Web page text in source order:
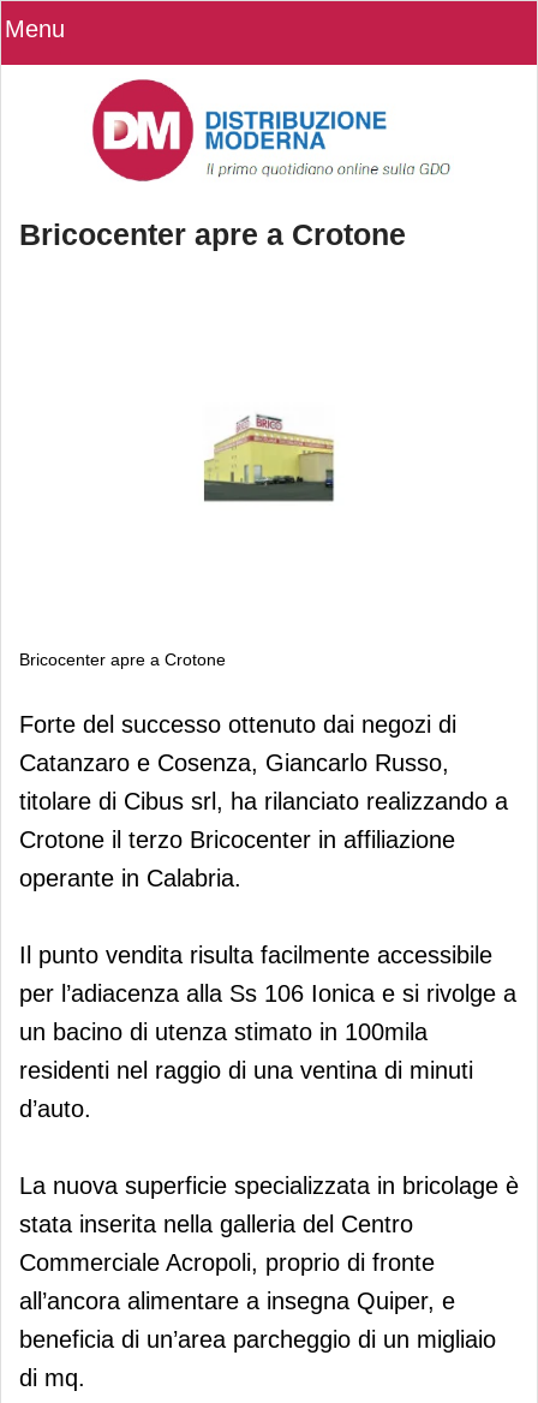
Menu
Bricocenter apre a Crotone
Bricocenter apre a Crotone
Bricocenter apre a Crotone
Forte del successo ottenuto dai negozi di
Catanzaro e Cosenza, Giancarlo Russo,
titolare di Cibus srl, ha rilanciato realizzando a
Crotone il terzo Bricocenter in affiliazione
operante in Calabria.
Il punto vendita risulta facilmente accessibile
per l’adiacenza alla Ss 106 Ionica e si rivolge a
un bacino di utenza stimato in 100mila
residenti nel raggio di una ventina di minuti
d’auto.
La nuova superficie specializzata in bricolage è
stata inserita nella galleria del Centro
Commerciale Acropoli, proprio di fronte
all’ancora alimentare a insegna Quiper, e
beneficia di un’area parcheggio di un migliaio
di mq.